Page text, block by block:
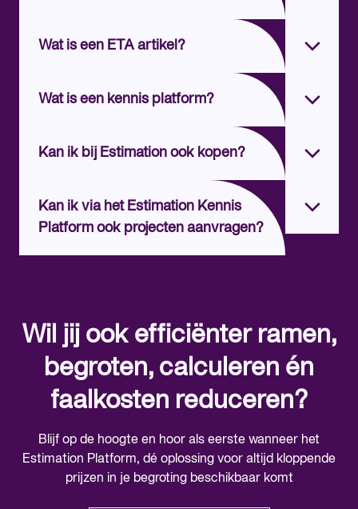
Wat is een ETA artikel?
Wat is een kennis platform?
Kan ik bij Estimation ook kopen?
Kan ik via het Estimation Kennis
Platform ook projecten aanvragen?
Wil jij ook efficiënter ramen,
begroten, calculeren én
faalkosten reduceren?
Blijf op de hoogte en hoor als eerste wanneer het
Estimation Platform, dé oplossing voor altijd kloppende
prijzen in je begroting beschikbaar komt